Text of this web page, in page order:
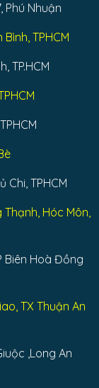
Phú Nhuận
TPHCM
TP.HCM
Chi, TPHCM
Hóc Môn,
Biên Hoà Đồng
TX Thuận An
,Long An